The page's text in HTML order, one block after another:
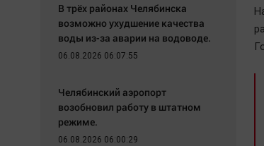
В трёх районах Челябинска
возможно ухудшение качества
воды из-за аварии на водоводе.
06.08.2026 06:07:55
Челябинский аэропорт
возобновил работу в штатном
режиме.
06.08.2026 06:00:29